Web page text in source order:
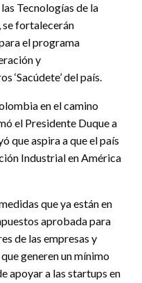
Tecnologías de la
se fortalecerán
el programa
y
‘Sacúdete’ del país.
en el camino
el Presidente Duque a
que aspira a que el país
Industrial en América
que ya están en
aprobada para
de las empresas y
generen un mínimo
apoyar a las startups en